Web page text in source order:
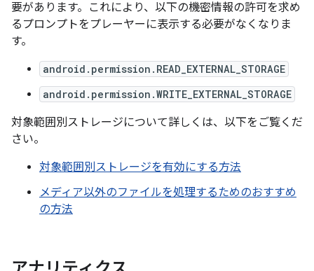
要があります。これにより、以下の機密情報の許可を求め
るプロンプトをプレーヤーに表示する必要がなくなりま
す。
android.permission.READ_EXTERNAL_STORAGE
android.permission.WRITE_EXTERNAL_STORAGE
対象範囲別ストレージについて詳しくは、以下をご覧くだ
さい。
対象範囲別ストレージを有効にする方法
メディア以外のファイルを処理するためのおすすめ
の方法